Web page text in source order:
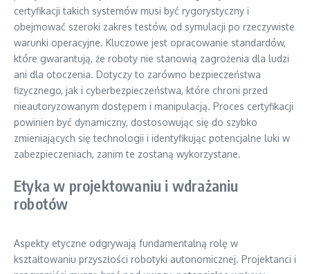
certyfikacji takich systemów musi być rygorystyczny i
obejmować szeroki zakres testów, od symulacji po rzeczywiste
warunki operacyjne. Kluczowe jest opracowanie standardów,
które gwarantują, że roboty nie stanowią zagrożenia dla ludzi
ani dla otoczenia. Dotyczy to zarówno bezpieczeństwa
fizycznego, jak i cyberbezpieczeństwa, które chroni przed
nieautoryzowanym dostępem i manipulacją. Proces certyfikacji
powinien być dynamiczny, dostosowując się do szybko
zmieniających się technologii i identyfikując potencjalne luki w
zabezpieczeniach, zanim te zostaną wykorzystane.
Etyka w projektowaniu i wdrażaniu
robotów
Aspekty etyczne odgrywają fundamentalną rolę w
kształtowaniu przyszłości robotyki autonomicznej. Projektanci i